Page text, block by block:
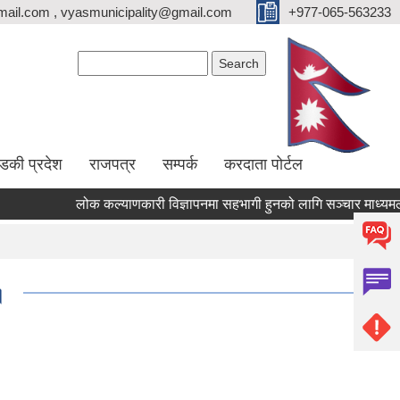
, vyasmunicipality@gmail.com +977-065-563233
प्रदेश राजपत्र सम्पर्क करदाता पोर्टल
लोक कल्याणकारी विज्ञापनमा सहभागी हुनको लागि सञ्चार